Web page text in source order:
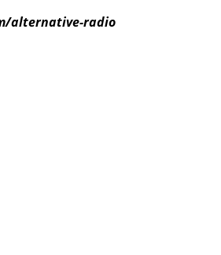
alternative-radio